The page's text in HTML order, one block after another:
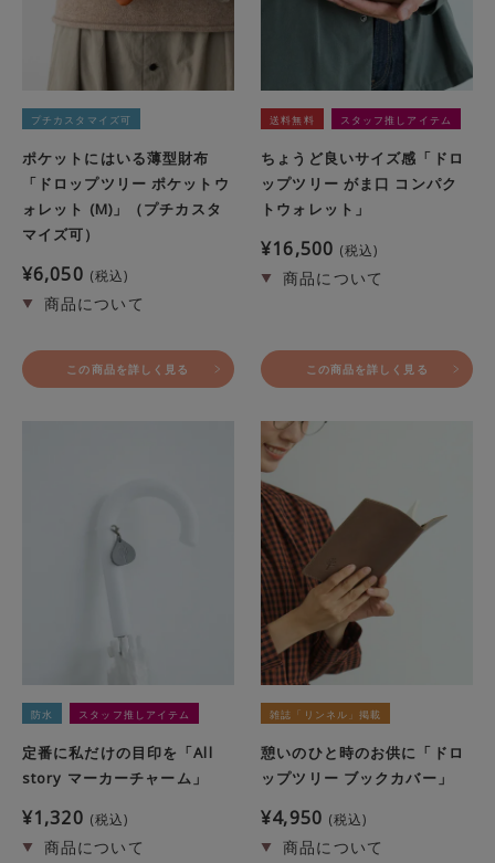
プチカスタマイズ可
ポケットにはいる薄型財布
「ドロップツリー ポケットウ
ォレット (M)」（プチカスタ
マイズ可）
¥6,050 税込
この商品を詳しく見る
送料無料 スタッフ推しアイテム
ちょうど良いサイズ感「ドロ
ップツリー がま口 コンパク
トウォレット」
¥16,500 税込
この商品を詳しく見る
防水 スタッフ推しアイテム
定番に私だけの目印を「All
story マーカーチャーム」
¥1,320 税込
雑誌「リンネル」掲載
憩いのひと時のお供に「ドロ
ップツリー ブックカバー」
¥4,950 税込